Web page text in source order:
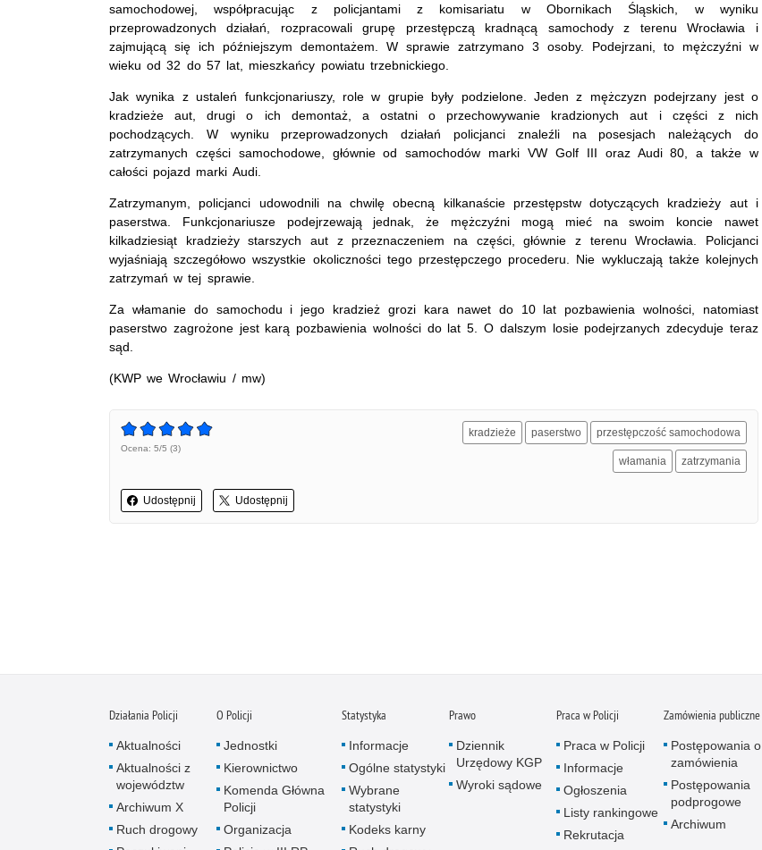
samochodowej, współpracując z policjantami z komisariatu w Obornikach Śląskich, w wyniku
przeprowadzonych działań, rozpracowali grupę przestępczą kradnącą samochody z terenu Wrocławia i
zajmującą się ich późniejszym demontażem. W sprawie zatrzymano 3 osoby. Podejrzani, to mężczyźni w
wieku od 32 do 57 lat, mieszkańcy powiatu trzebnickiego.
Jak wynika z ustaleń funkcjonariuszy, role w grupie były podzielone. Jeden z mężczyzn podejrzany jest o
kradzieże aut, drugi o ich demontaż, a ostatni o przechowywanie kradzionych aut i części z nich
pochodzących. W wyniku przeprowadzonych działań policjanci znaleźli na posesjach należących do
zatrzymanych części samochodowe, głównie od samochodów marki VW Golf III oraz Audi 80, a także w
całości pojazd marki Audi.
Zatrzymanym, policjanci udowodnili na chwilę obecną kilkanaście przestępstw dotyczących kradzieży aut i
paserstwa. Funkcjonariusze podejrzewają jednak, że mężczyźni mogą mieć na swoim koncie nawet
kilkadziesiąt kradzieży starszych aut z przeznaczeniem na części, głównie z terenu Wrocławia. Policjanci
wyjaśniają szczegółowo wszystkie okoliczności tego przestępczego procederu. Nie wykluczają także kolejnych
zatrzymań w tej sprawie.
Za włamanie do samochodu i jego kradzież grozi kara nawet do 10 lat pozbawienia wolności, natomiast
paserstwo zagrożone jest karą pozbawienia wolności do lat 5. O dalszym losie podejrzanych zdecyduje teraz
sąd.
(KWP we Wrocławiu / mw)
Ocena: 5/5 (3)
Udostępnij Udostępnij
kradzieże paserstwo przestępczość samochodowa
włamania zatrzymania
Działania Policji
Aktualności
Aktualności z
województw
Archiwum X
Ruch drogowy
O Policji
Jednostki
Kierownictwo
Komenda Główna
Policji
Organizacja
Statystyka
Informacje
Ogólne statystyki
Wybrane
statystyki
Kodeks karny
Prawo
Dziennik
Urzędowy KGP
Wyroki sądowe
Praca w Policji
Praca w Policji
Informacje
Ogłoszenia
Listy rankingowe
Rekrutacja
Zamówienia publiczne
Postępowania o
zamówienia
Postępowania
podprogowe
Archiwum